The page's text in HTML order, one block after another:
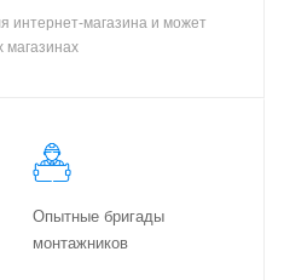
интернет-магазина и может
магазинах
Опытные бригады
монтажников